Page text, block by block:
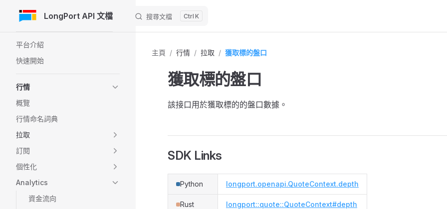
跳轉到內容LongPort API 文檔 搜尋文檔 K
平台介紹
快速開始
行情
概覽
行情命名詞典
拉取
訂閱
個性化
Analytics
資金流向
主頁 / 行情 / 拉取 / 獲取標的盤口
獲取標的盤口
該接口用於獲取標的的盤口數據。
SDK Links
Python longport.openapi.QuoteContext.depth
Rust longport::quote::QuoteContext#depth